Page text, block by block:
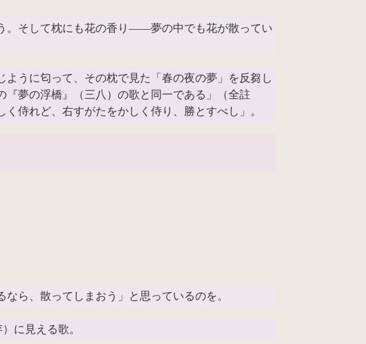
。そして枕にも花の香り――夢の中でも花が散ってい
ように匂って、その枕で見た「春の夜の夢」を反芻し
夢の浮橋』（三八）の歌と同一である」（全註
侍れど、右すがたをかしく侍り、勝とすべし」。
ら、散ってしまおう」と思っているのを。
に見える歌。